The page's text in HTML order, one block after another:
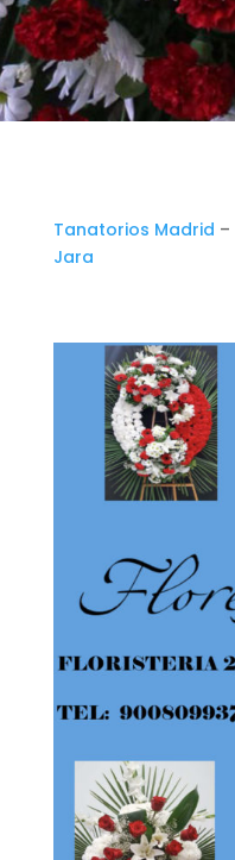
Tanatorios Madrid –
Jara